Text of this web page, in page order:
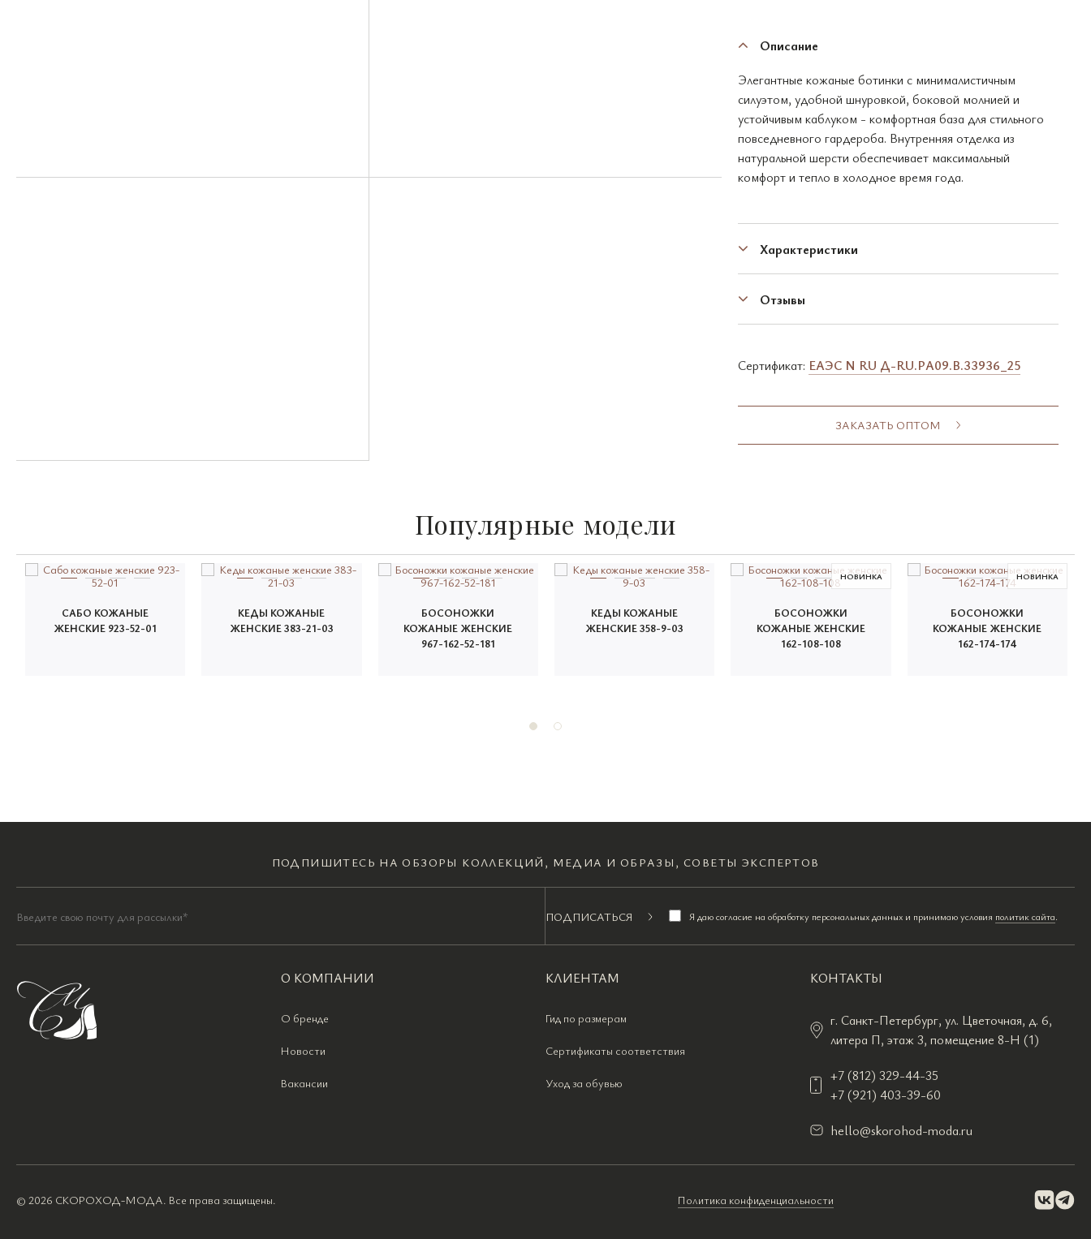
Описание
Элегантные кожаные ботинки с минималистичным
силуэтом, удобной шнуровкой, боковой молнией и
устойчивым каблуком - комфортная база для стильного
повседневного гардероба. Внутренняя отделка из
натуральной шерсти обеспечивает максимальный
комфорт и тепло в холодное время года.
Характеристики
Отзывы
Сертификат: EAЭC N RU Д-RU.PA09.B.33936_25
ЗАКАЗАТЬ ОПТОМ
Популярные модели
САБО КОЖАНЫЕ
ЖЕНСКИЕ 923-52-01
КЕДЫ КОЖАНЫЕ
ЖЕНСКИЕ 383-21-03
БОСОНОЖКИ
КОЖАНЫЕ ЖЕНСКИЕ
967-162-52-181
КЕДЫ КОЖАНЫЕ
ЖЕНСКИЕ 358-9-03
НОВИНКА
БОСОНОЖКИ
КОЖАНЫЕ ЖЕНСКИЕ
162-108-108
НОВИНКА
БОСОНОЖКИ
КОЖАНЫЕ ЖЕНСКИЕ
162-174-174
ПОДПИШИТЕСЬ НА ОБЗОРЫ КОЛЛЕКЦИЙ, МЕДИА И ОБРАЗЫ, СОВЕТЫ ЭКСПЕРТОВ
Я даю согласие на обработку персональных данных и принимаю условия политик сайта
ПОДПИСАТЬСЯ
О КОМПАНИИ
О бренде
Новости
Вакансии
КЛИЕНТАМ
Гид по размерам
Сертификаты соответствия
Уход за обувью
КОНТАКТЫ
г. Санкт-Петербург, ул. Цветочная, д. 6,
литера П, этаж 3, помещение 8-Н (1)
+7 (812) 329-44-35
+7 (921) 403-39-60
hello@skorohod-moda.ru
© 2026 СКОРОХОД-МОДА. Все права защищены. Политика конфиденциальности